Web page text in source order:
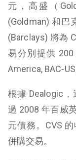
元，高盛（
(Goldman) 和巴
(Barclays) 將為
易分別提供
America, BAC-
根據 Dealogic
過 2008 年百威
元債務。CVS
併購交易。